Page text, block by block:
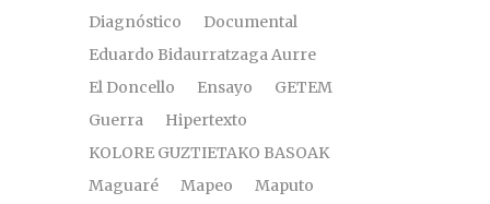
Diagnóstico
Documental
Eduardo Bidaurratzaga Aurre
El Doncello
Ensayo
GETEM
Guerra
Hipertexto
KOLORE GUZTIETAKO BASOAK
Maguaré
Mapeo
Maputo